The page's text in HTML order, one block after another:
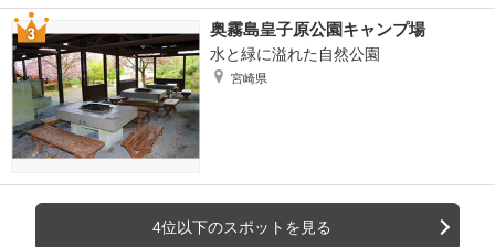
奥霧島皇子原公園キャンプ場
水と緑に溢れた自然公園
宮崎県
4位以下のスポットを見る